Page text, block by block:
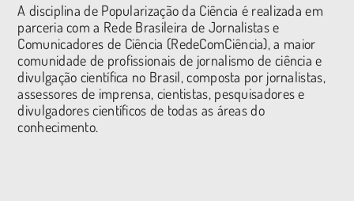
A disciplina de Popularização da Ciência é realizada em
parceria com a Rede Brasileira de Jornalistas e
Comunicadores de Ciência (RedeComCiência), a maior
comunidade de profissionais de jornalismo de ciência e
divulgação científica no Brasil, composta por jornalistas,
assessores de imprensa, cientistas, pesquisadores e
divulgadores científicos de todas as áreas do
conhecimento.